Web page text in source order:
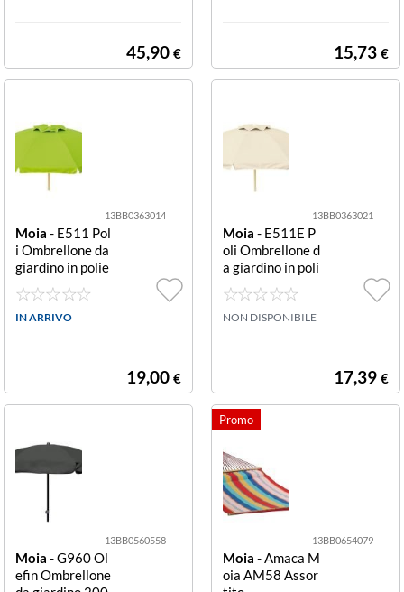
45,90 € 15,73 €
13BB0363014
Moia - E511 Pol
i Ombrellone da
giardino in polie
stere 200 cm O
mbrellone Moia
E511 POLI Asso
IN ARRIVO
19,00 €
13BB0363021
Moia - E511E P
oli Ombrellone d
a giardino in poli
estere 200 cm e
crù 2 M
NON DISPONIBILE
17,39 €
13BB0560558
Moia - G960 Ol
efin Ombrellone
13BB0654079
Moia - Amaca M
oia AM58 Assor